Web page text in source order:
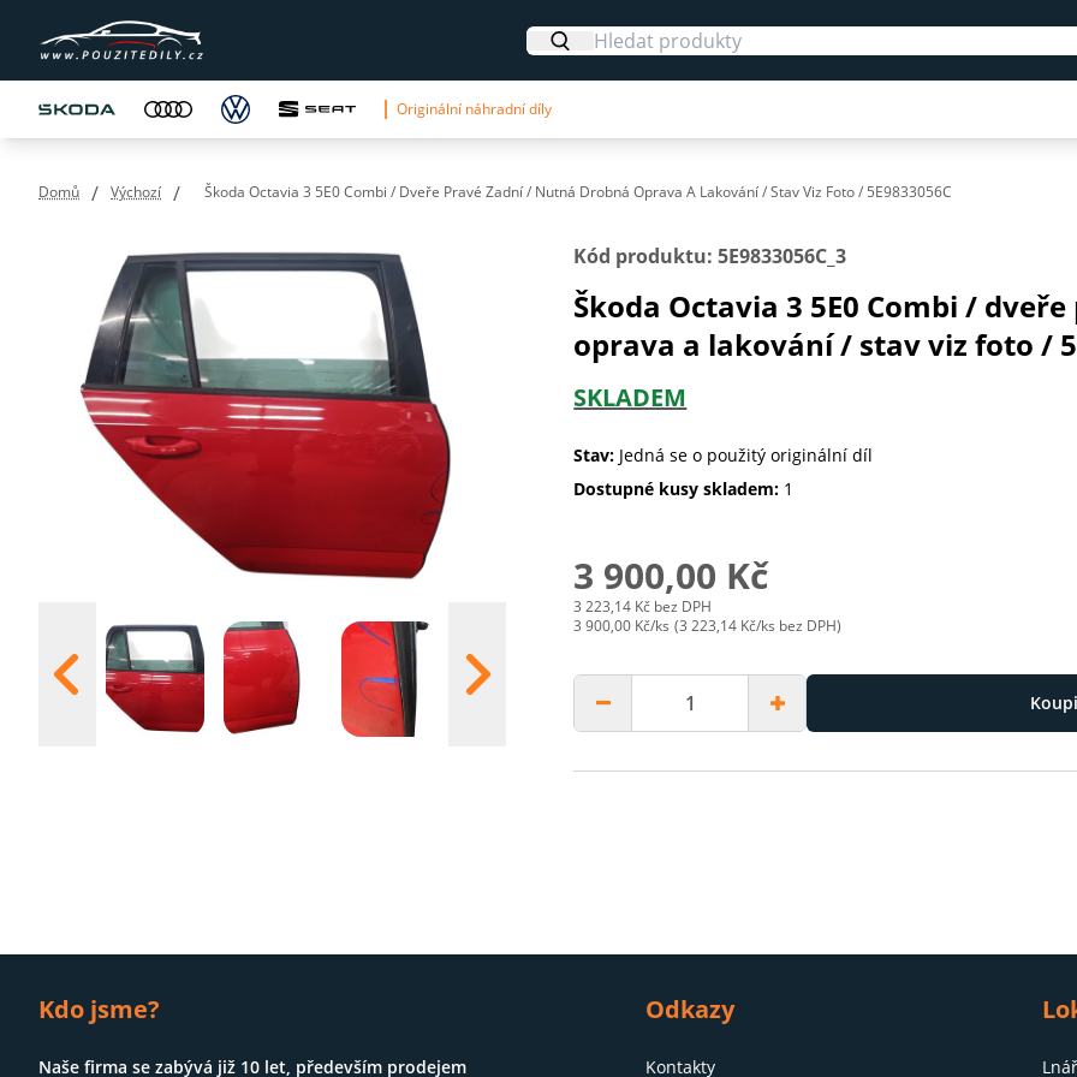
Originální náhradní díly
Domů / Výchozí / Škoda Octavia 3 5E0 Combi / Dveře Pravé Zadní / Nutná Drobná Oprava A Lakování / Stav Viz Foto / 5E9833056C
Skip to next slide
Kód produktu: 5E9833056C_3
Škoda Octavia 3 5E0 Combi /
oprava a lakování / stav viz foto /
SKLADEM
Stav: Jedná se o použitý originální díl
Dostupné kusy skladem: 1
3 900,00 Kč
3 223,14 Kč bez DPH
3 900,00 Kč/ks (3 223,14 Kč/ks bez DPH)
Kdo jsme?
Naše firma se zabývá již 10 let, především prodejem
Odkazy
Kontakty